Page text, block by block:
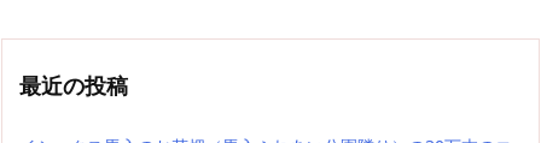
最近の投稿